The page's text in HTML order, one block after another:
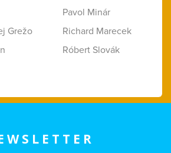
Pavol Minár
Grežo
Richard Marecek
Róbert Slovák